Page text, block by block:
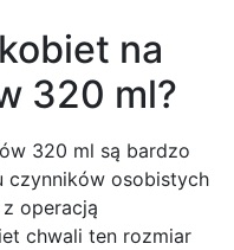
na
320 ml?
320 ml są bardzo
czynników osobistych
operacją
chwali ten rozmiar